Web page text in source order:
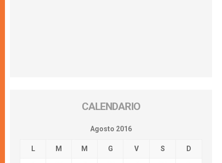
CALENDARIO
Agosto 2016
L M M G V S D